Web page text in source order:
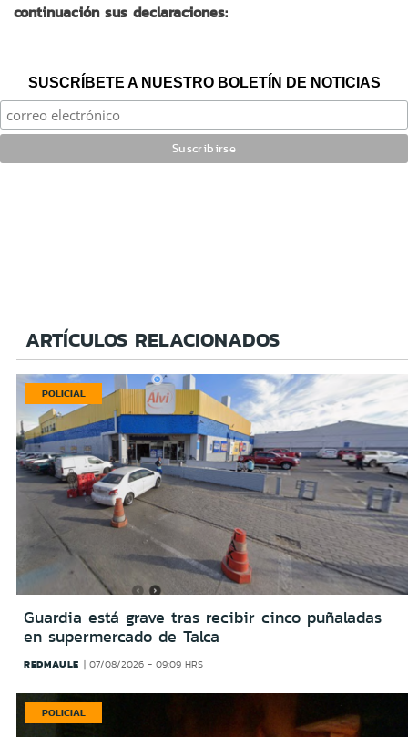
continuación sus declaraciones:
SUSCRÍBETE A NUESTRO BOLETÍN DE NOTICIAS
ARTÍCULOS RELACIONADOS
POLICIAL
Guardia está grave tras recibir cinco puñaladas
en supermercado de Talca
REDMAULE 07/08/2026 - 09:09 HRS
POLICIAL